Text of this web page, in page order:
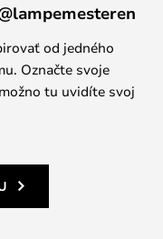
od jedného
Označte svoje
tu uvidíte svoj